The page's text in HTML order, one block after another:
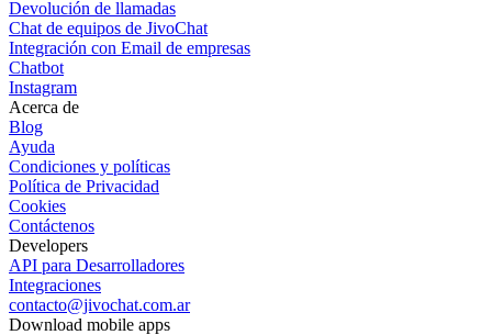
Devolución de llamadas
Chat de equipos de JivoChat
Integración con Email de empresas
Chatbot
Instagram
Acerca de
Blog
Ayuda
Condiciones y políticas
Política de Privacidad
Cookies
Contáctenos
Developers
API para Desarrolladores
Integraciones
contacto@jivochat.com.ar
Download mobile apps